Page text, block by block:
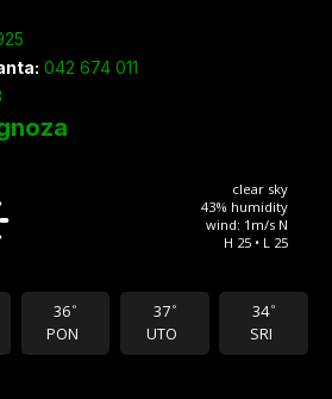
042 674 011
clear sky
43% humidity
wind: 1m/s N
H 25 • L 25
36 °
PON
37 °
UTO
34 °
SRI